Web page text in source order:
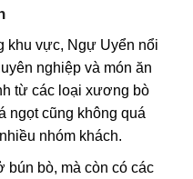
khu vực, Ngự Uyển nổi
nghiệp và món ăn
từ các loại xương bò
ngọt cũng không quá
nhóm khách.
bò, mà còn có các